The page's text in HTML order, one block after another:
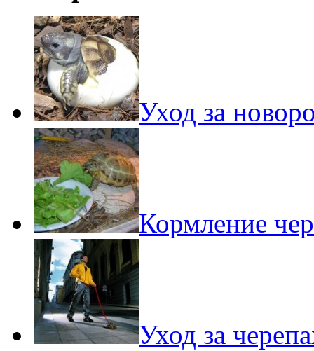
Уход за
Кормление
Уход за